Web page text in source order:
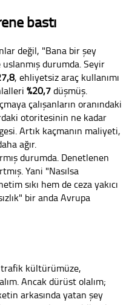
bastı
değil, "Bana bir şey
durumda. Seyir
, ehliyetsiz araç kullanımı
%20,7düşmüş.
çalışanların oranındaki
otoritesinin ne kadar
Artık kaçmanın maliyeti,
ağır.
durumda. Denetlenen
Yani "Nasılsa
sıkı hem de ceza yakıcı
bir anda Avrupa
trafik kültürümüze,
Ancak dürüst olalım;
arkasında yatan şey